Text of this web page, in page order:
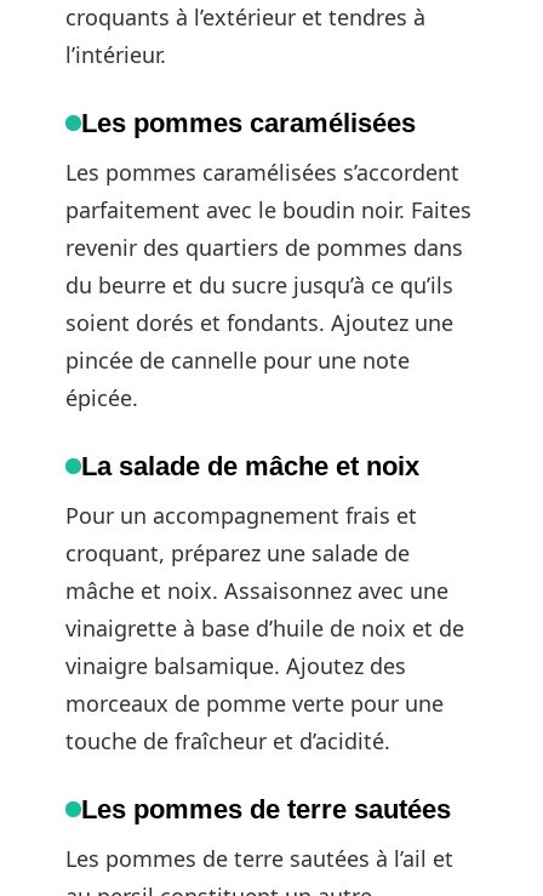
croquants à l’extérieur et tendres à
l’intérieur.
Les pommes caramélisées
Les pommes caramélisées s’accordent
parfaitement avec le boudin noir. Faites
revenir des quartiers de pommes dans
du beurre et du sucre jusqu’à ce qu’ils
soient dorés et fondants. Ajoutez une
pincée de cannelle pour une note
épicée.
La salade de mâche et noix
Pour un accompagnement frais et
croquant, préparez une salade de
mâche et noix. Assaisonnez avec une
vinaigrette à base d’huile de noix et de
vinaigre balsamique. Ajoutez des
morceaux de pomme verte pour une
touche de fraîcheur et d’acidité.
Les pommes de terre sautées
Les pommes de terre sautées à l’ail et